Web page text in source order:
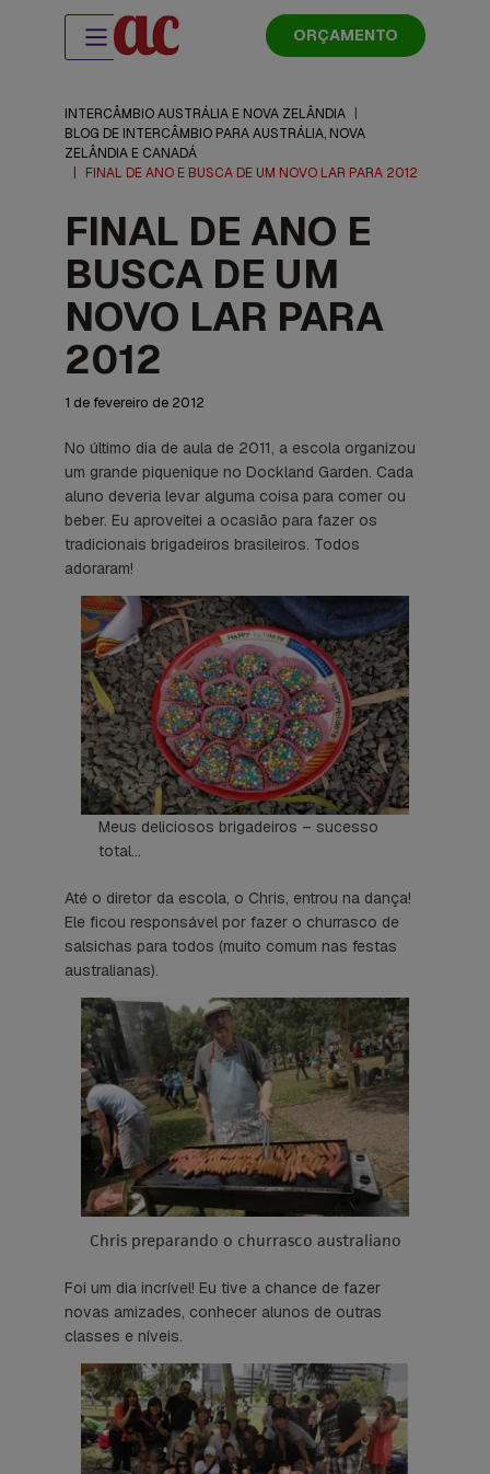
ORÇAMENTO
INTERCÂMBIO AUSTRÁLIA E NOVA ZELÂNDIA
BLOG DE INTERCÂMBIO PARA AUSTRÁLIA, NOVA
ZELÂNDIA E CANADÁ
FINAL DE ANO E BUSCA DE UM NOVO LAR PARA 2012
FINAL DE ANO E
BUSCA DE UM
NOVO LAR PARA
2012
1 de fevereiro de 2012
No último dia de aula de 2011, a escola organizou
um grande piquenique no Dockland Garden. Cada
aluno deveria levar alguma coisa para comer ou
beber. Eu aproveitei a ocasião para fazer os
tradicionais brigadeiros brasileiros. Todos
adoraram!
Meus deliciosos brigadeiros – sucesso
total…
Até o diretor da escola, o Chris, entrou na dança!
Ele ficou responsável por fazer o churrasco de
salsichas para todos (muito comum nas festas
australianas).
Chris preparando o churrasco australiano
Foi um dia incrível! Eu tive a chance de fazer
novas amizades, conhecer alunos de outras
classes e níveis.